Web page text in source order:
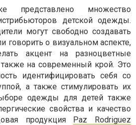
представлено множество
детской одежды.
могут свободно создавать
говорить о визуальном аспекте,
акцент на разноцветные
на современный крой. Это
идентифицировать себя со
а также стимулировать их
одежды для детей также
свойства и качество
продукция Paz Rodriguez